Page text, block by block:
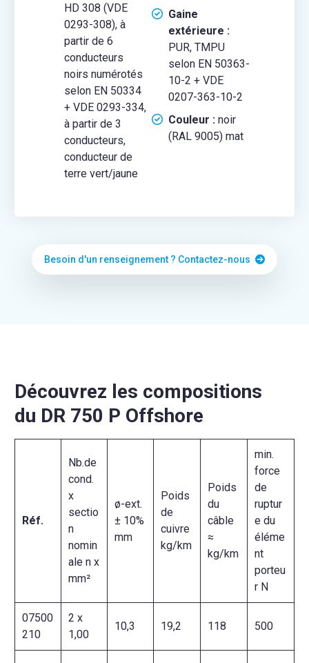
HD 308 (VDE
0293-308), à
partir de 6
conducteurs
noirs numérotés
selon EN 50334
+ VDE 0293-334,
à partir de 3
conducteurs,
conducteur de
terre vert/jaune
Gaine
extérieure :
PUR, TMPU
selon EN 50363-
10-2 + VDE
0207-363-10-2
Couleur :noir
(RAL 9005) mat
Besoin d'un renseignement ? Contactez-nous
Découvrez les compositions
du DR 750 P Offshore
Réf.
Nb.de
cond.
x
sectio
n
nomin
ale n x
mm²
ø-ext.
± 10%
mm
Poids
de
cuivre
kg/km
Poids
du
câble
≈
kg/km
min.
force
de
ruptur
e du
éléme
nt
porteu
r N
07500
210
2 x
1,00
10,3 19,2 118 500